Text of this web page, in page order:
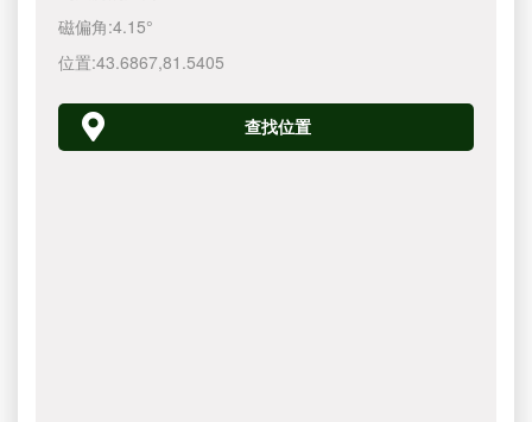
磁偏角:4.15°
位置:43.6867,81.5405
查找位置